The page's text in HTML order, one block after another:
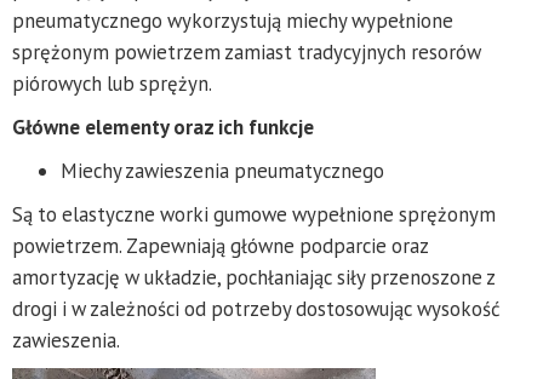
pneumatycznego wykorzystują miechy wypełnione
sprężonym powietrzem zamiast tradycyjnych resorów
piórowych lub sprężyn.
Główne elementy oraz ich funkcje
Miechy zawieszenia pneumatycznego
Są to elastyczne worki gumowe wypełnione sprężonym
powietrzem. Zapewniają główne podparcie oraz
amortyzację w układzie, pochłaniając siły przenoszone z
drogi i w zależności od potrzeby dostosowując wysokość
zawieszenia.